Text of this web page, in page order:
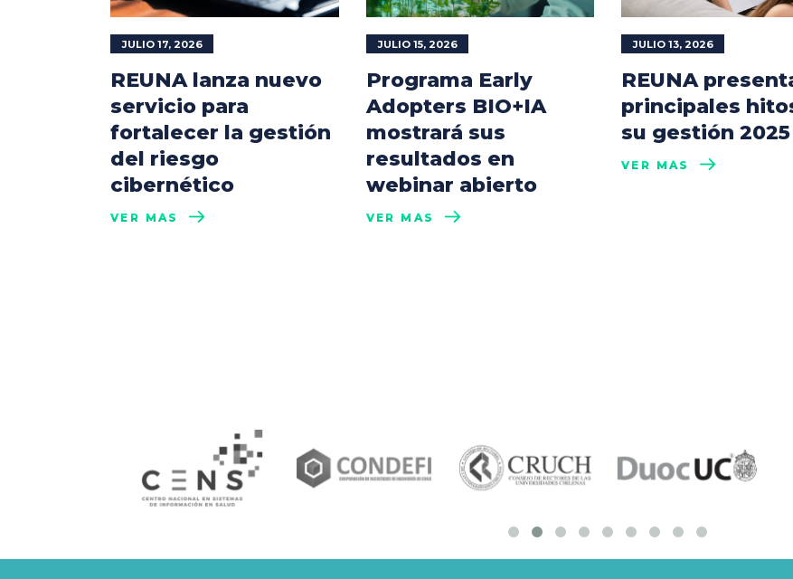
JULIO 17, 2026
REUNA lanza nuevo
servicio para
fortalecer la gestión
del riesgo
cibernético
VER MÁS
JULIO 15, 2026
Programa Early
Adopters BIO+IA
mostrará sus
resultados en
webinar abierto
VER MÁS
JULIO 13, 2026
REUNA
principales
su gestión 2025
VER MÁS